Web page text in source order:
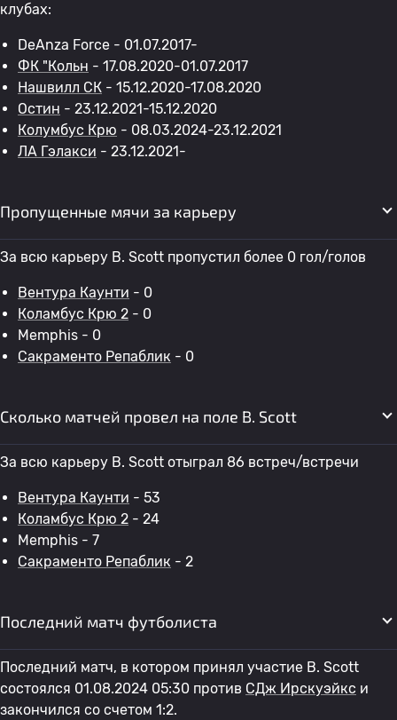
клубах:
DeAnza Force - 01.07.2017-
ФК "Кольн - 17.08.2020-01.07.2017
Нашвилл СК - 15.12.2020-17.08.2020
Остин - 23.12.2021-15.12.2020
Колумбус Крю - 08.03.2024-23.12.2021
ЛА Гэлакси - 23.12.2021-
Пропущенные мячи за карьеру
За всю карьеру B. Scott пропустил более 0 гол/голов
Вентура Каунти - 0
Коламбус Крю 2 - 0
Memphis - 0
Сакраменто Репаблик - 0
Сколько матчей провел на поле B. Scott
За всю карьеру B. Scott отыграл 86 встреч/встречи
Вентура Каунти - 53
Коламбус Крю 2 - 24
Memphis - 7
Сакраменто Репаблик - 2
Последний матч футболиста
Последний матч, в котором принял участие B. Scott
состоялся 01.08.2024 05:30 против СДж Ирскуэйкс и
закончился со счетом 1:2.